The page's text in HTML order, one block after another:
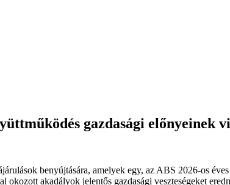
gazdasági előnyeinek
benyújtására, amelyek egy, az ABS 2026-os
akadályok jelentős gazdasági veszteségeket